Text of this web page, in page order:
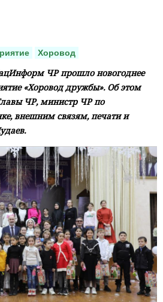
Хоровод
ЧР прошло новогоднее
«Хоровод дружбы». Об этом
ЧР, министр ЧР по
внешним связям, печати и